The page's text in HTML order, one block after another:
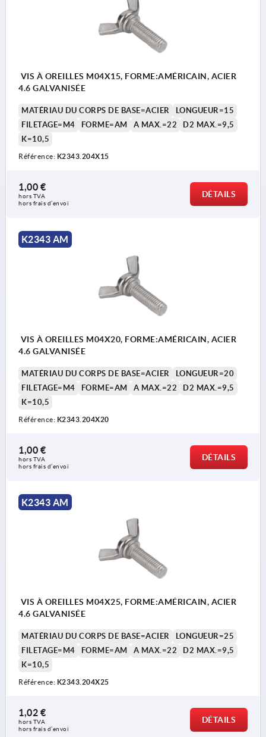
VIS À OREILLES M04X15, FORME:AMÉRICAIN, ACIER
4.6 GALVANISÉE
MATÉRIAU DU CORPS DE BASE=ACIER
LONGUEUR=15
FILETAGE=M4
FORME=AM A MAX.=22
D2 MAX.=9,5
K=10,5
Référence: K2343.204X15
1,00 €
hors TVA
hors frais d’envoi
DÉTAILS
K2343 AM
VIS À OREILLES M04X20, FORME:AMÉRICAIN, ACIER
4.6 GALVANISÉE
MATÉRIAU DU CORPS DE BASE=ACIER
LONGUEUR=20
FILETAGE=M4
FORME=AM A MAX.=22
D2 MAX.=9,5
K=10,5
Référence: K2343.204X20
1,00 €
hors TVA
hors frais d’envoi
DÉTAILS
K2343 AM
VIS À OREILLES M04X25, FORME:AMÉRICAIN, ACIER
4.6 GALVANISÉE
MATÉRIAU DU CORPS DE BASE=ACIER
LONGUEUR=25
FILETAGE=M4
FORME=AM A MAX.=22
D2 MAX.=9,5
K=10,5
Référence: K2343.204X25
1,02 €
hors TVA
hors frais d’envoi
DÉTAILS